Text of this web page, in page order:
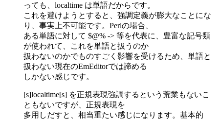
っても、localtime は単語だからです。
これを避けようとすると、強調定義が膨大なことにな
り、事実上不可能です。Perlの場合、
ある単語に対して $@% -> 等を代表に、豊富な記号類
が使われて、これを単語と扱うのか
扱わないのかでものすごく影響を受けるため、単語と
扱わない現在のEmEditorでは諦める
しかない感じです。
[s]localtime[s] を正規表現強調するという荒業もないこ
ともないですが、正規表現を
多用しだすと、相当重たい感じになります。基本的